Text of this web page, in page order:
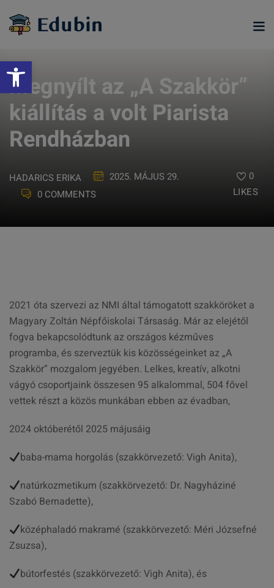
Eszköztár megnyitása
content
Megnyílt az „A Szakkör”
kiállítás a volt Piarista
Rendházban
HADARICS ERIKA
2025. MÁJUS 29.
0 COMMENTS
0
LIKES
2021 óta szervezi az NMI által támogatott szakköröket a
Magyary Zoltán Népfőiskolai Társaság. Már az elejétől
fogva bekapcsolódtunk az országos kézműves
programba, és szerveztük kis közösségeinket az „A
Szakkör” mozgalom jegyében. Lelkes, kreatív, alkotni
vágyó csoportjaink összesen 95 alkalommal, 504 fővel
vettek részt a közös munkában ebben az évadban,
2024 októberétől 2025 májusáig
baba-mama horgolás (szakkörvezető: Vigh Anita),
natúrkozmetikum (szakkörvezető: Dr. Nagyháziné
Szabó Bernadette),
középhaladó makramé (szakkörvezető: Méri Józsefné
Zsuzsa),
bútorfestés (szakkörvezető: Vigh Anita), és